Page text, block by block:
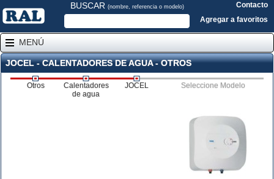
BUSCAR (nombre, referencia o modelo)
Contacto
Agregar a favoritos
MENÚ
JOCEL - CALENTADORES DE AGUA - OTROS
Otros
Calentadores
de agua
JOCEL Seleccione Modelo